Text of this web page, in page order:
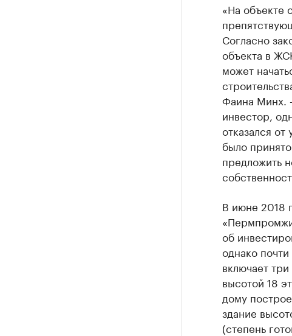
«На объекте
Согласно
объекта в
может
Фаина Минх.
инвестор,
отказался
было
предложить
В июне 2018
об
однако
включает
высотой 18
дому
здание
(степень